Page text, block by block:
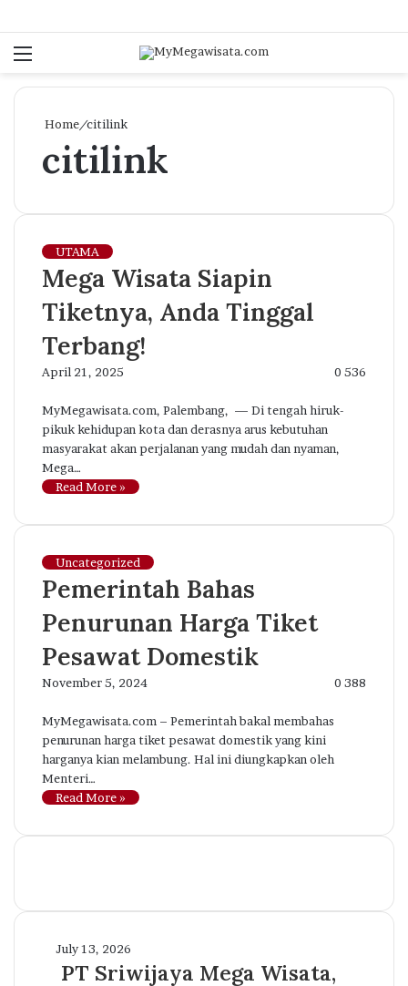
Menu
Home/citilink
citilink
UTAMA
Mega Wisata Siapin
Tiketnya, Anda Tinggal
Terbang!
April 21, 2025 0 536
MyMegawisata.com, Palembang, — Di tengah hiruk-
pikuk kehidupan kota dan derasnya arus kebutuhan
masyarakat akan perjalanan yang mudah dan nyaman,
Mega…
Read More »
Uncategorized
Pemerintah Bahas
Penurunan Harga Tiket
Pesawat Domestik
November 5, 2024 0 388
MyMegawisata.com – Pemerintah bakal membahas
penurunan harga tiket pesawat domestik yang kini
harganya kian melambung. Hal ini diungkapkan oleh
Menteri…
Read More »
PT
Sriwijaya
July 13, 2026
PT Sriwijaya Mega Wisata,